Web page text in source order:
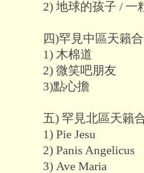
2) 地球的孩子 / 一
四)罕見中區天籟
1) 木棉道
2) 微笑吧朋友
3)點心擔
五) 罕見北區天籟
1) Pie Jesu
2) Panis Angelicus
3) Ave Maria